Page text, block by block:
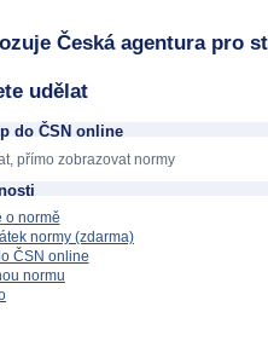
Česká agentura pro
udělat
do ČSN online
přímo zobrazovat normy
o normě
normy (zdarma)
ČSN online
normu